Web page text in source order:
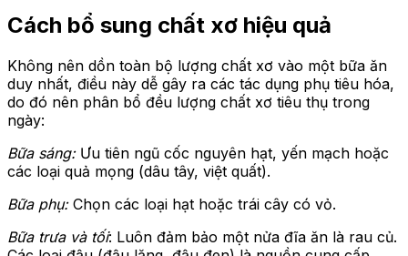
Cách bổ sung chất xơ hiệu quả
Không nên dồn toàn bộ lượng chất xơ vào một bữa ăn
duy nhất, điều này dễ gây ra các tác dụng phụ tiêu hóa,
do đó nên phân bổ đều lượng chất xơ tiêu thụ trong
ngày:
Bữa sáng:Ưu tiên ngũ cốc nguyên hạt, yến mạch hoặc
các loại quả mọng (dâu tây, việt quất).
Bữa phụ:Chọn các loại hạt hoặc trái cây có vỏ.
Bữa trưa và tối: Luôn đảm bảo một nửa đĩa ăn là rau củ.